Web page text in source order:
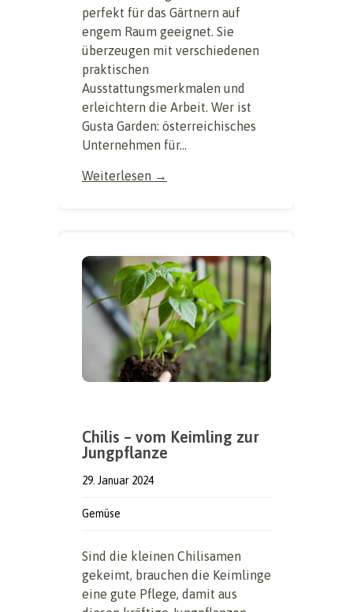
perfekt für das Gärtnern auf
engem Raum geeignet. Sie
überzeugen mit verschiedenen
praktischen
Ausstattungsmerkmalen und
erleichtern die Arbeit. Wer ist
Gusta Garden: österreichisches
Unternehmen für...
Weiterlesen →
Chilis – vom Keimling zur
Jungpflanze
29. Januar 2024
Gemüse
Sind die kleinen Chilisamen
gekeimt, brauchen die Keimlinge
eine gute Pflege, damit aus